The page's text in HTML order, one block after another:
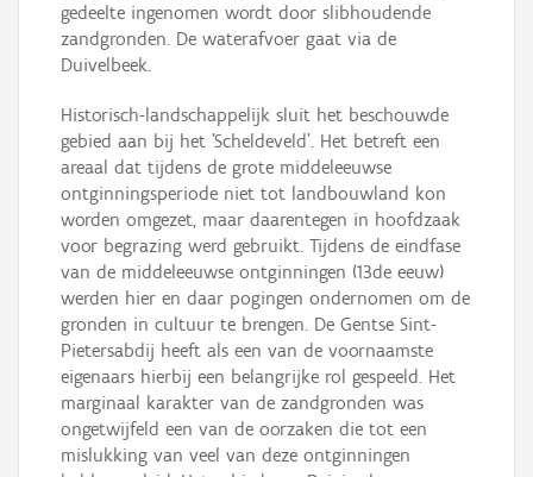
gedeelte ingenomen wordt door slibhoudende
zandgronden. De waterafvoer gaat via de
Duivelbeek.
Historisch-landschappelijk sluit het beschouwde
gebied aan bij het 'Scheldeveld'. Het betreft een
areaal dat tijdens de grote middeleeuwse
ontginningsperiode niet tot landbouwland kon
worden omgezet, maar daarentegen in hoofdzaak
voor begrazing werd gebruikt. Tijdens de eindfase
van de middeleeuwse ontginningen (13de eeuw)
werden hier en daar pogingen ondernomen om de
gronden in cultuur te brengen. De Gentse Sint-
Pietersabdij heeft als een van de voornaamste
eigenaars hierbij een belangrijke rol gespeeld. Het
marginaal karakter van de zandgronden was
ongetwijfeld een van de oorzaken die tot een
mislukking van veel van deze ontginningen